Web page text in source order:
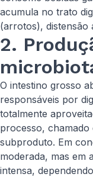
acumula no trato
(arrotos), distensão
2.
O intestino grosso
responsáveis por
totalmente
processo,
subproduto. Em
moderada, mas em
intensa,